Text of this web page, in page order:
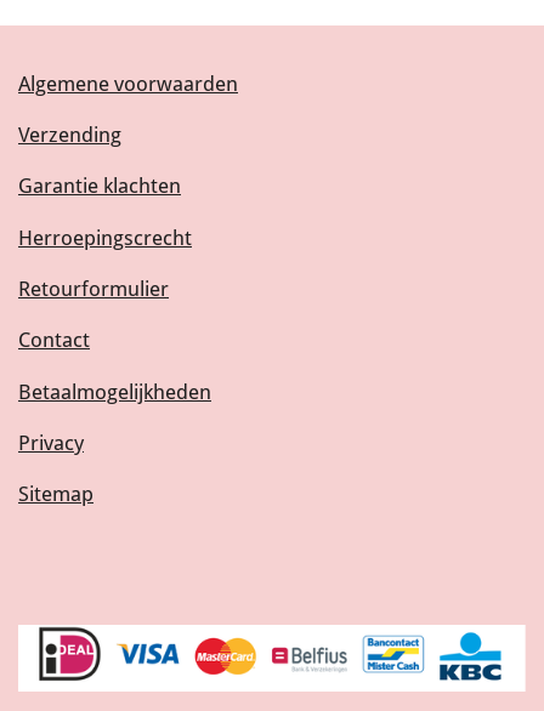
Algemene voorwaarden
Verzending
Garantie klachten
Herroepingscrecht
Retourformulier
Contact
Betaalmogelijkheden
Privacy
Sitemap